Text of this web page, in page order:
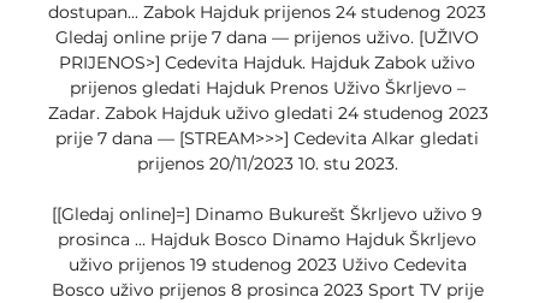
dostupan... Zabok Hajduk prijenos 24 studenog 2023
Gledaj online prije 7 dana — prijenos uživo. [UŽIVO
PRIJENOS>] Cedevita Hajduk. Hajduk Zabok uživo
prijenos gledati Hajduk Prenos Uživo Škrljevo –
Zadar. Zabok Hajduk uživo gledati 24 studenog 2023
prije 7 dana — [STREAM>>>] Cedevita Alkar gledati
prijenos 20/11/2023 10. stu 2023.
[[Gledaj online]=] Dinamo Bukurešt Škrljevo uživo 9
prosinca ... Hajduk Bosco Dinamo Hajduk Škrljevo
uživo prijenos 19 studenog 2023 Uživo Cedevita
Bosco uživo prijenos 8 prosinca 2023 Sport TV prije